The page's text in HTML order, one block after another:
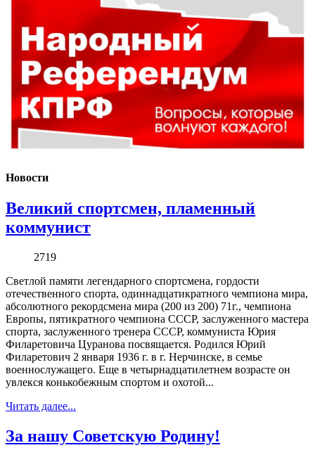
Новости
Великий спортсмен, пламенный
коммунист
2719
Светлой памяти легендарного спортсмена, гордости
отечественного спорта, одиннадцатикратного чемпиона мира,
абсолютного рекордсмена мира (200 из 200) 71г., чемпиона
Европы, пятикратного чемпиона СССР, заслуженного мастера
спорта, заслуженного тренера СССР, коммуниста Юрия
Филаретовича Цуранова посвящается. Родился Юрий
Филаретович 2 января 1936 г. в г. Нерчинске, в семье
военнослужащего. Еще в четырнадцатилетнем возрасте он
увлекся конькобежным спортом и охотой...
Читать далее...
За нашу Советскую Родину!